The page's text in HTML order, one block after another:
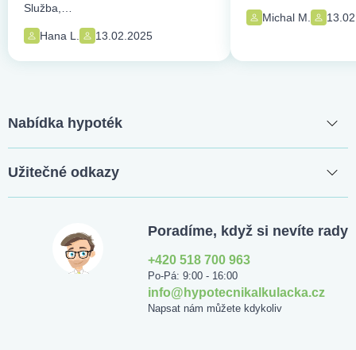
Služba,…
Hana L. 13.02.2025
Michal M.
Nabídka hypoték
Užitečné odkazy
Poradíme, když si nevíte rady
+420 518 700 963
Po-Pá: 9:00 - 16:00
info@hypotecnikalkulacka.cz
Napsat nám můžete kdykoliv